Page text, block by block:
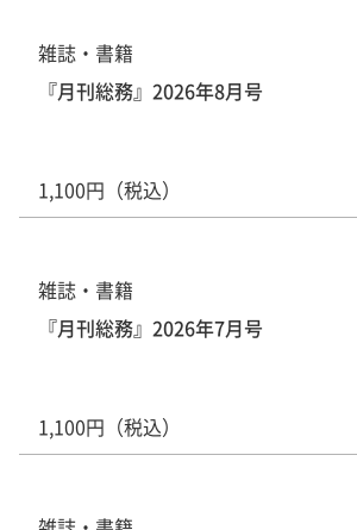
雑誌・書籍
『月刊総務』2026年8月号
1,100円（税込）
雑誌・書籍
『月刊総務』2026年7月号
1,100円（税込）